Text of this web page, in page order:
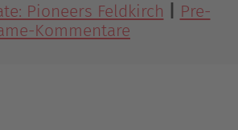
Pioneers Feldkirch
Pre-
Kommentare